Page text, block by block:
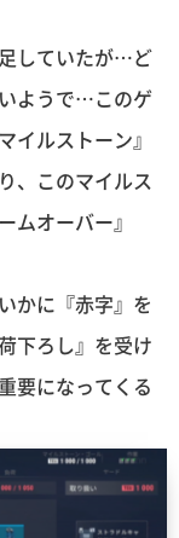
していたが…ど
ようで…このゲ
イルストーン』
、このマイルス
ムオーバー』
かに『赤字』を
下ろし』を受け
要になってくる